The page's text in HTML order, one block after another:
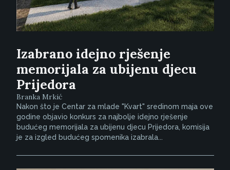
Izabrano idejno rješenje
memorijala za ubijenu djecu
Prijedora
Branka Mrkić
Nakon što je Centar za mlade "Kvart" sredinom maja ove
godine objavio konkurs za najbolje idejno rješenje
budućeg memorijala za ubijenu djecu Prijedora, komisija
je za izgled budućeg spomenika izabrala...